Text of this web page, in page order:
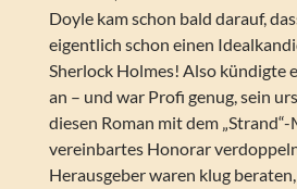
Doyle kam schon bald darauf,
eigentlich schon einen
Sherlock Holmes! Also kündigte
an – und war Profi genug, sein
diesen Roman mit dem „Strand“-
vereinbartes Honorar
Herausgeber waren klug